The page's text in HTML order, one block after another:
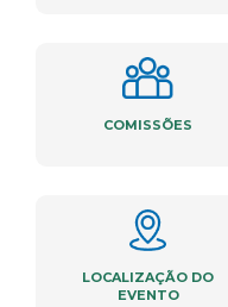
COMISSÕES
LOCALIZAÇÃO DO
EVENTO